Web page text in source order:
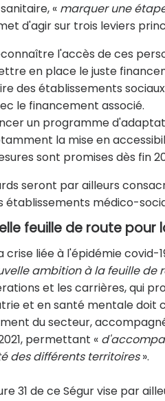
« marquer une
d'agir sur trois leviers
l'accès de ces
en place le juste
des établissements
le financement associé.
un programme
la mise en
sont promises dès fin
seront par ailleurs
établissements médico-
feuille de route pour
crise liée à l'épidémie covid-
ambition à la feuille
et les carrières, qui
et en santé mentale doit
du secteur,
permettant «
des différents territoires».
31 de ce Ségur vise par